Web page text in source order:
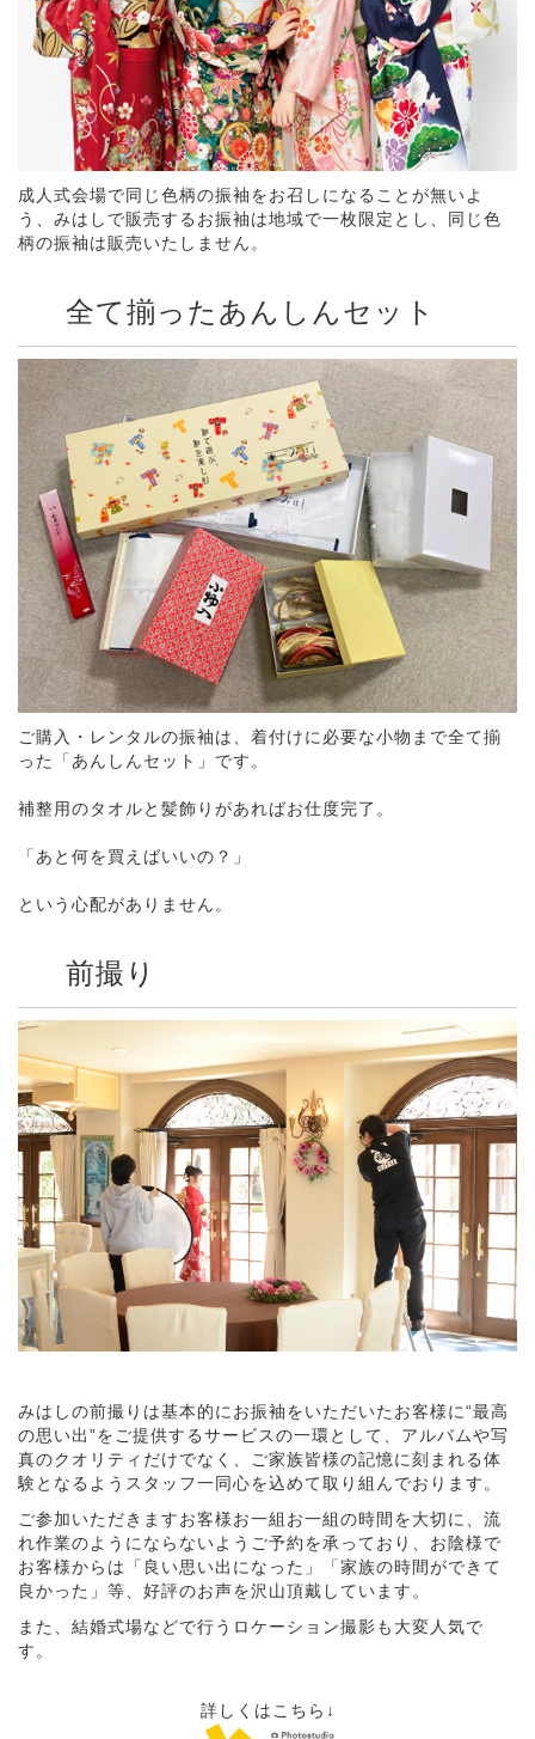
成人式会場で同じ色柄の振袖をお召しになることが無いよ
う、みはしで販売するお振袖は地域で一枚限定とし、同じ色
柄の振袖は販売いたしません。
全て揃ったあんしんセット
ご購入・レンタルの振袖は、着付けに必要な小物まで全て揃
った「あんしんセット」です。
補整用のタオルと髪飾りがあればお仕度完了。
「あと何を買えばいいの？」
という心配がありません。
前撮り
みはしの前撮りは基本的にお振袖をいただいたお客様に“最高
の思い出”をご提供するサービスの一環として、アルバムや写
真のクオリティだけでなく、ご家族皆様の記憶に刻まれる体
験となるようスタッフ一同心を込めて取り組んでおります。
ご参加いただきますお客様お一組お一組の時間を大切に、流
れ作業のようにならないようご予約を承っており、お陰様で
お客様からは「良い思い出になった」「家族の時間ができて
良かった」等、好評のお声を沢山頂戴しています。
また、結婚式場などで行うロケーション撮影も大変人気で
す。
詳しくはこちら↓